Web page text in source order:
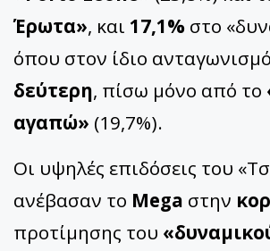
Έρωτα», και 17,1% στο
όπου στον ίδιο
δεύτερη, πίσω μόνο από το
αγαπώ» (19,7%).
Οι υψηλές επιδόσεις του
ανέβασαν το Mega στην
προτίμησης του